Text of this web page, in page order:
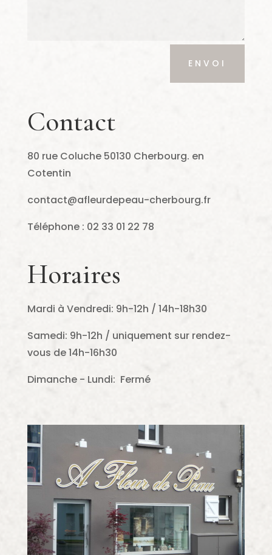
ENVOI
Contact
80 rue Coluche 50130 Cherbourg. en
Cotentin
contact@afleurdepeau-cherbourg.fr
Téléphone : 02 33 01 22 78
Horaires
Mardi à Vendredi: 9h-12h / 14h-18h30
Samedi: 9h-12h / uniquement sur rendez-
vous de 14h-16h30
Dimanche - Lundi: Fermé